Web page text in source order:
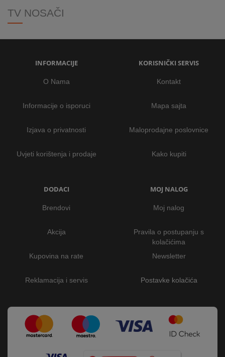
TV NOSAČI
INFORMACIJE
O Nama
Informacije o isporuci
Izjava o privatnosti
Uvjeti korištenja i prodaje
KORISNIČKI SERVIS
Kontakt
Mapa sajta
Maloprodajne poslovnice
Kako kupiti
DODACI
Brendovi
Akcija
Kupovina na rate
Reklamacija i servis
MOJ NALOG
Moj nalog
Pravila o postupanju s
kolačićima
Newsletter
Postavke kolačića